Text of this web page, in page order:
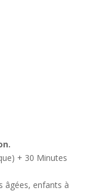
+ 30 Minutes
âgées, enfants à